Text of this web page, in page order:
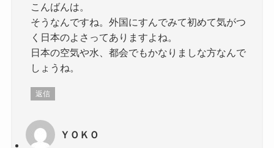
こんばんは。
そうなんですね。外国にすんでみて初めて気がつ
く日本のよさってありますよね。
日本の空気や水、都会でもかなりましな方なんで
しょうね。
返信
ＹＯＫＯ